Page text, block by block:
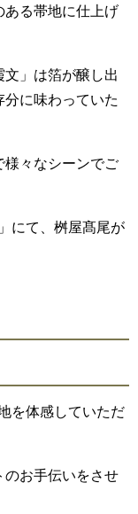
ある帯地に仕上げ
」は箔が醸し出
に味わっていた
様々なシーンでご
にて、桝屋髙尾が
を体感していただ
のお手伝いをさせ